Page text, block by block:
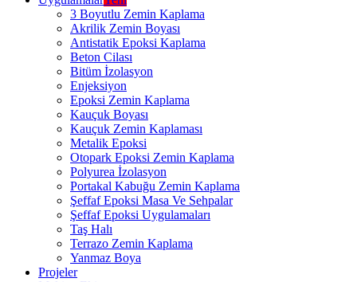
3 Boyutlu Zemin Kaplama
Akrilik Zemin Boyası
Antistatik Epoksi Kaplama
Beton Cilası
Bitüm İzolasyon
Enjeksiyon
Epoksi Zemin Kaplama
Kauçuk Boyası
Kauçuk Zemin Kaplaması
Metalik Epoksi
Otopark Epoksi Zemin Kaplama
Polyurea İzolasyon
Portakal Kabuğu Zemin Kaplama
Şeffaf Epoksi Masa Ve Sehpalar
Şeffaf Epoksi Uygulamaları
Taş Halı
Terrazo Zemin Kaplama
Yanmaz Boya
Projeler